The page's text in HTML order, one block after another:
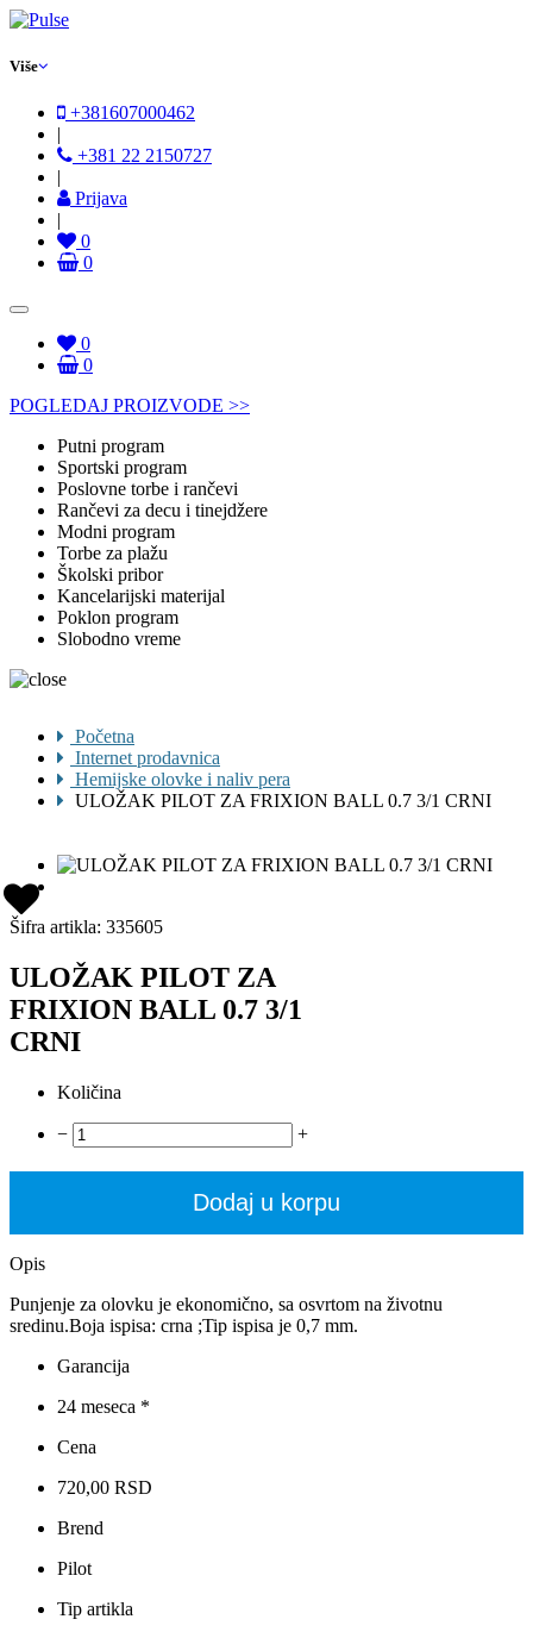
Više
+381607000462
|
+381 22 2150727
|
Prijava
|
0
0
0
0
POGLEDAJ PROIZVODE >>
Putni program
Sportski program
Poslovne torbe i rančevi
Rančevi za decu i tinejdžere
Modni program
Torbe za plažu
Školski pribor
Kancelarijski materijal
Poklon program
Slobodno vreme
Početna
Internet prodavnica
Hemijske olovke i naliv pera
ULOŽAK PILOT ZA FRIXION BALL 0.7 3/1 CRNI
Šifra artikla: 335605
ULOŽAK PILOT ZA
FRIXION BALL 0.7 3/1
CRNI
Količina
− +
Dodaj u korpu
Opis
Punjenje za olovku je ekonomično, sa osvrtom na životnu
sredinu.Boja ispisa: crna ;Tip ispisa je 0,7 mm.
Garancija
24 meseca *
Cena
720,00 RSD
Brend
Pilot
Tip artikla